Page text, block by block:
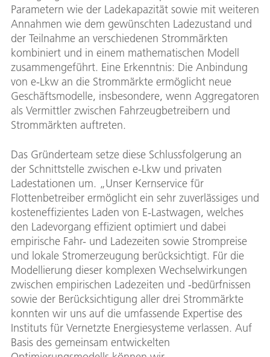
Parametern wie der Ladekapazität sowie mit weiteren
Annahmen wie dem gewünschten Ladezustand und
der Teilnahme an verschiedenen Strommärkten
kombiniert und in einem mathematischen Modell
zusammengeführt. Eine Erkenntnis: Die Anbindung
von e-Lkw an die Strommärkte ermöglicht neue
Geschäftsmodelle, insbesondere, wenn Aggregatoren
als Vermittler zwischen Fahrzeugbetreibern und
Strommärkten auftreten.
Das Gründerteam setze diese Schlussfolgerung an
der Schnittstelle zwischen e-Lkw und privaten
Ladestationen um. „Unser Kernservice für
Flottenbetreiber ermöglicht ein sehr zuverlässiges und
kosteneffizientes Laden von E-Lastwagen, welches
den Ladevorgang effizient optimiert und dabei
empirische Fahr- und Ladezeiten sowie Strompreise
und lokale Stromerzeugung berücksichtigt. Für die
Modellierung dieser komplexen Wechselwirkungen
zwischen empirischen Ladezeiten und -bedürfnissen
sowie der Berücksichtigung aller drei Strommärkte
konnten wir uns auf die umfassende Expertise des
Instituts für Vernetzte Energiesysteme verlassen. Auf
Basis des gemeinsam entwickelten